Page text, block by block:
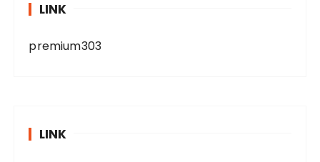
LINK
premium303
LINK